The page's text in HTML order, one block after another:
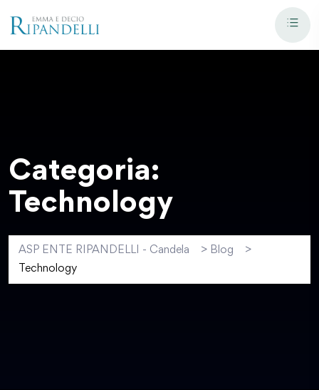
Categoria:
Technology
ASP ENTE RIPANDELLI - Candela > Blog
>
Technology